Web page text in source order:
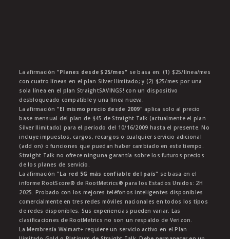
La afirmación "Planes desde $25/mes" se basa en: (1) $25/línea/mes
con cuatro líneas en el plan Silver Ilimitado; y (2) $25/mes por una
sola línea en el plan StraightSAVINGS! con un dispositivo
desbloqueado compatible y una línea nueva.
La afirmación "El mismo precio desde 2009" aplica solo al precio
base mensual del plan de $45 de Straight Talk (actualmente el plan
Silver Ilimitado) para el periodo del 10/16/2009 hasta el presente. No
incluye impuestos, cargos, recargos o cualquier servicio adicional
(add on) o funciones que puedan haber cambiado en este tiempo.
Straight Talk no ofrece ninguna garantía sobre los futuros precios
de los planes de servicio.
La afirmación "La red 5G más confiable del país" se basa en el
informe RootScore® de RootMetrics® para los Estados Unidos: 2H
2025. Probado con los mejores teléfonos inteligentes disponibles
comercialmente en tres redes móviles nacionales en todos los tipos
de redes disponibles. Sus experiencias pueden variar. Las
clasificaciones de RootMetrics no son un respaldo de Verizon.
La Membresía Walmart+ requiere un servicio activo en el Plan